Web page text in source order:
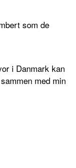
som de
i Danmark kan
med min